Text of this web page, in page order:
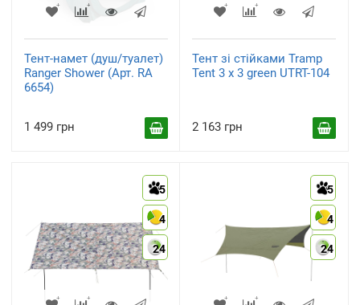
Тент-намет (душ/туалет)
Ranger Shower (Арт. RA
6654)
1 499 грн
Тент зі стійками Tramp
Tent 3 х 3 green UTRT-104
2 163 грн
5
4
24
5
4
24